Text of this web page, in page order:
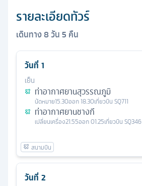
รายละเอียดทัวร์
เดินทาง8วัน5 คืน
วันที่ 1
เย็น
ท่าอากาศยานสุวรรณภูมิ
นัดหมาย15.30ออก18.30เที่ยวบิน SQ711
ท่าอากาศยานชางกี
เปลี่ยนเครื่อง21.55ออก01.25เที่ยวบิน SQ346
วันที่ 2